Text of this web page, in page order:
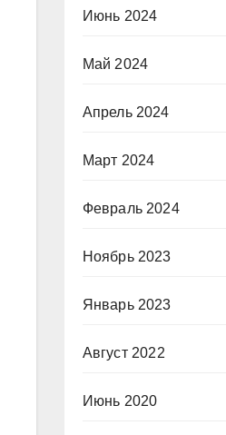
Июнь 2024
Май 2024
Апрель 2024
Март 2024
Февраль 2024
Ноябрь 2023
Январь 2023
Август 2022
Июнь 2020